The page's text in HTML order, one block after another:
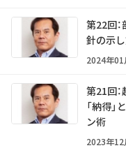
第22回
針の示
2024年
第21回
「納得
ン術
2023年